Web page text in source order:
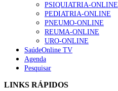
PSIQUIATRIA-ONLINE
PEDIATRIA-ONLINE
PNEUMO-ONLINE
REUMA-ONLINE
URO-ONLINE
SaúdeOnline TV
Agenda
Pesquisar
LINKS RÁPIDOS